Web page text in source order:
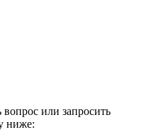
вопрос или запросить
ниже: